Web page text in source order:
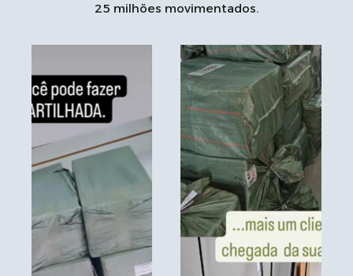
25 milhões movimentados.